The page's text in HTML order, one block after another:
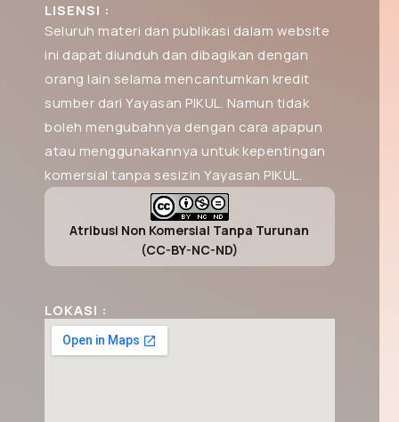
LISENSI :
Seluruh materi dan publikasi dalam website
ini dapat diunduh dan dibagikan dengan
orang lain selama mencantumkan kredit
sumber dari Yayasan PIKUL. Namun tidak
boleh mengubahnya dengan cara apapun
atau menggunakannya untuk kepentingan
komersial tanpa sesizin Yayasan PIKUL.
Atribusi Non Komersial Tanpa Turunan
(CC-BY-NC-ND)
LOKASI :